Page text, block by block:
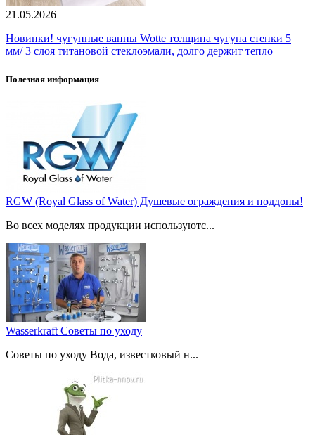
21.05.2026
Новинки! чугунные ванны Wotte толщина чугуна стенки 5
мм/ 3 слоя титановой стеклоэмали, долго держит тепло
Полезная информация
RGW (Royal Glass of Water) Душевые ограждения и поддоны!
Во всех моделях продукции используютс...
Wasserkraft Советы по уходу
Советы по уходу Вода, известковый н...